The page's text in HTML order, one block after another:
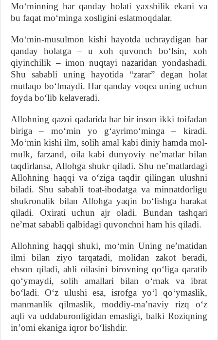
Moʻminning har qanday holati yaxshilik ekani va
bu faqat moʻminga xosligini eslatmoqdalar.
Moʻmin-musulmon kishi hayotda uchraydigan har
qanday holatga – u xoh quvonch boʻlsin, xoh
qiyinchilik – imon nuqtayi nazaridan yondashadi.
Shu sababli uning hayotida “zarar” degan holat
mutlaqo boʻlmaydi. Har qanday voqea uning uchun
foyda boʻlib kelaveradi.
Allohning qazoi qadarida har bir inson ikki toifadan
biriga – moʻmin yo gʻayrimoʻminga – kiradi.
Moʻmin kishi ilm, solih amal kabi diniy hamda mol-
mulk, farzand, oila kabi dunyoviy neʼmatlar bilan
taqdirlansa, Allohga shukr qiladi. Shu neʼmatlardagi
Allohning haqqi va oʻziga taqdir qilingan ulushni
biladi. Shu sababli toat-ibodatga va minnatdorligu
shukronalik bilan Allohga yaqin boʻlishga harakat
qiladi. Oxirati uchun ajr oladi. Bundan tashqari
neʼmat sababli qalbidagi quvonchni ham his qiladi.
Allohning haqqi shuki, moʻmin Uning neʼmatidan
ilmi bilan ziyo tarqatadi, molidan zakot beradi,
ehson qiladi, ahli oilasini birovning qoʻliga qaratib
qoʻymaydi, solih amallari bilan oʻrnak va ibrat
boʻladi. Oʻz ulushi esa, isrofga yoʻl qoʻymaslik,
manmanlik qilmaslik, moddiy-maʼnaviy rizq oʻz
aqli va uddaburonligidan emasligi, balki Roziqning
inʼomi ekaniga iqror boʻlishdir.